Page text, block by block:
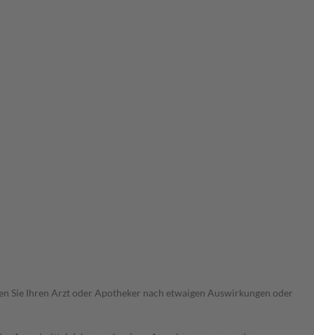
Sie Ihren Arzt oder Apotheker nach etwaigen Auswirkungen oder